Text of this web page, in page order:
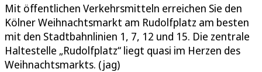
Mit öffentlichen Verkehrsmitteln erreichen Sie den
Kölner Weihnachtsmarkt am Rudolfplatz am besten
mit den Stadtbahnlinien 1, 7, 12 und 15. Die zentrale
Haltestelle „Rudolfplatz“ liegt quasi im Herzen des
Weihnachtsmarkts. (jag)